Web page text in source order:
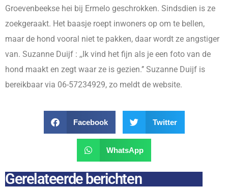
Groevenbeekse hei bij Ermelo geschrokken. Sindsdien is ze
zoekgeraakt. Het baasje roept inwoners op om te bellen,
maar de hond vooral niet te pakken, daar wordt ze angstiger
van. Suzanne Duijf : ,,Ik vind het fijn als je een foto van de
hond maakt en zegt waar ze is gezien.’’ Suzanne Duijf is
bereikbaar via 06-57234929, zo meldt de website.
Facebook Twitter
WhatsApp
Gerelateerde berichten